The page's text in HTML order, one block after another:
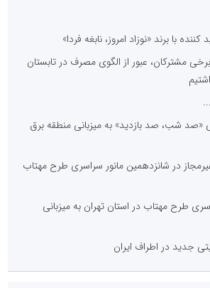
با برند «نوزاد امروز، نابغه فردا»
مشترکان، عبور از الگوی مصرف در تابستان
«صد شب، صد بازدید» به میزبانی منطقه برق
183 برق غیرمجاز در شانزدهمین مانور سراسری طرح مهتاب
طرح مهتاب در استان تهران به میزبانی
جدید در اطراف ایران